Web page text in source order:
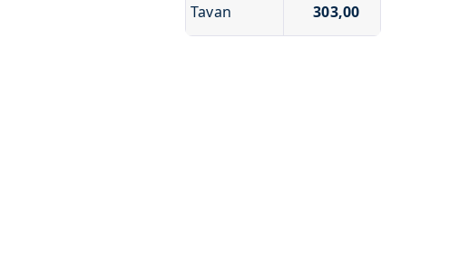
Tavan 303,00